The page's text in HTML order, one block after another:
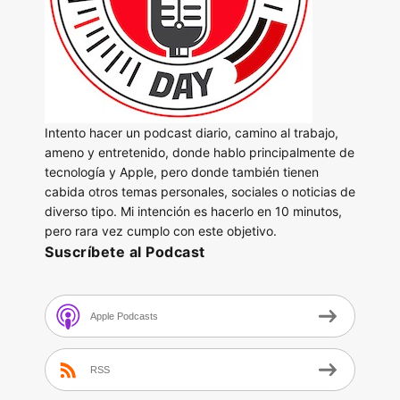
Intento hacer un podcast diario, camino al trabajo,
ameno y entretenido, donde hablo principalmente de
tecnología y Apple, pero donde también tienen
cabida otros temas personales, sociales o noticias de
diverso tipo. Mi intención es hacerlo en 10 minutos,
pero rara vez cumplo con este objetivo.
Suscríbete al Podcast
Apple Podcasts
RSS